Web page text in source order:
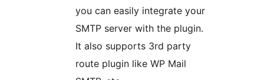
you can easily integrate your
SMTP server with the plugin.
It also supports 3rd party
route plugin like WP Mail